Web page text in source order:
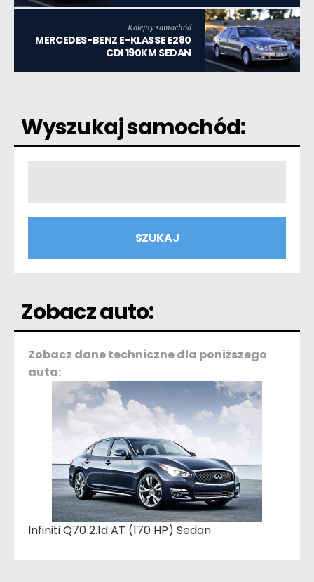
Kolejny samochód
MERCEDES-BENZ E-KLASSE E280
CDI 190KM SEDAN
Wyszukaj samochód:
Zobacz auto:
Zobacz dane techniczne dla poniższego
auta:
Infiniti Q70 2.1d AT (170 HP) Sedan